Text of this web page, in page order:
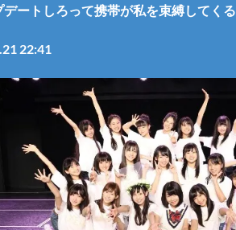
ートしろって携帯が私を束縛してくる
22:41